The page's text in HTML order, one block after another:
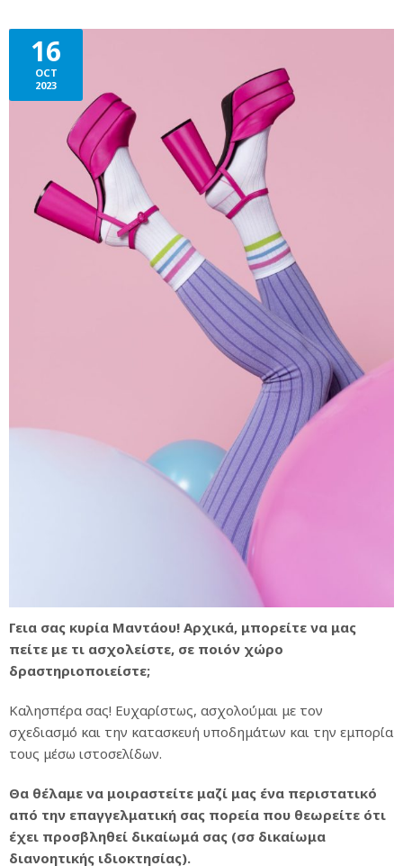
16
OCT
2023
Γεια σας κυρία Μαντάου! Αρχικά, μπορείτε να μας
πείτε με τι ασχολείστε, σε ποιόν χώρο
δραστηριοποιείστε;
Καλησπέρα σας! Ευχαρίστως, ασχολούμαι με τον
σχεδιασμό και την κατασκευή υποδημάτων και την εμπορία
τους μέσω ιστοσελίδων.
Θα θέλαμε να μοιραστείτε μαζί μας ένα περιστατικό
από την επαγγελματική σας πορεία που θεωρείτε ότι
έχει προσβληθεί δικαίωμά σας (σσ δικαίωμα
διανοητικής ιδιοκτησίας).